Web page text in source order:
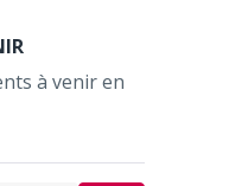
à venir en